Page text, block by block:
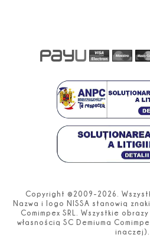
Copyright ©2009-2026.
Nazwa i logo NISSA stanowią
Comimpex SRL. Wszystkie
własnością SC Demiuma
inaczej).